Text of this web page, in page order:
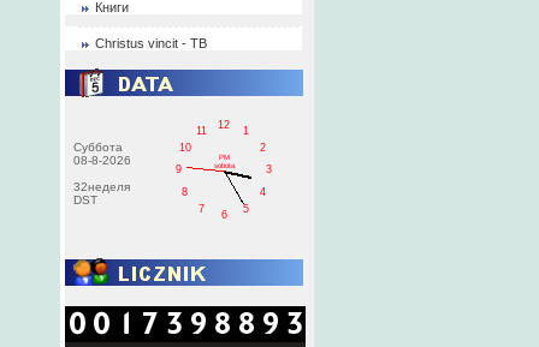
Книги
Christus vincit - ТВ
Суббота
08-8-2026
32неделя
DST
1
2
3
4
5
6
7
8
9
10
11
12
PM
sobota